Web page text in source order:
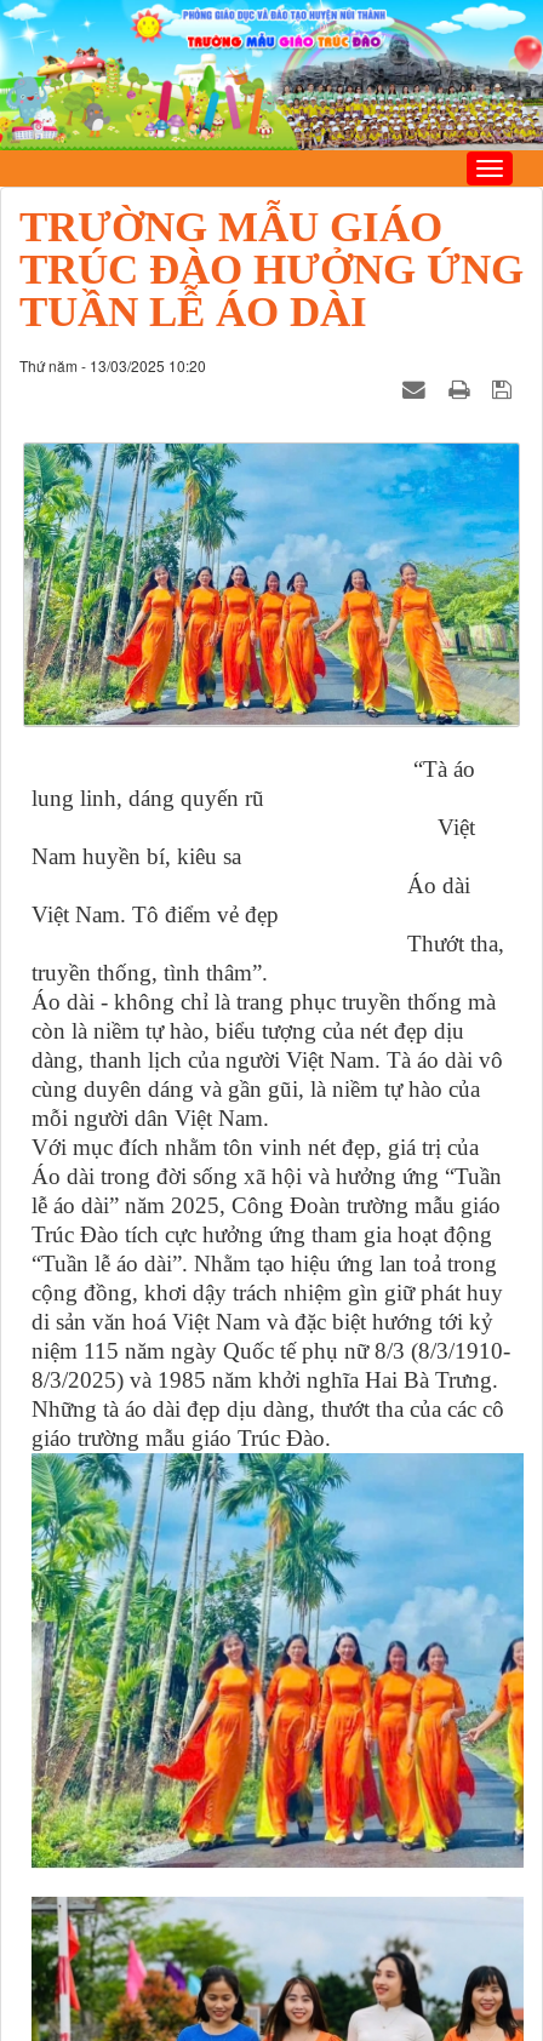
TRƯỜNG MẪU GIÁO
TRÚC ĐÀO HƯỞNG ỨNG
TUẦN LỄ ÁO DÀI
Thứ năm - 13/03/2025 10:20
“Tà áo
lung linh, dáng quyến rũ
Việt
Nam huyền bí, kiêu sa
Áo dài
Việt Nam. Tô điểm vẻ đẹp
Thướt tha,
truyền thống, tình thâm”.
Áo dài - không chỉ là trang phục truyền thống mà
còn là niềm tự hào, biểu tượng của nét đẹp dịu
dàng, thanh lịch của người Việt Nam. Tà áo dài vô
cùng duyên dáng và gần gũi, là niềm tự hào của
mỗi người dân Việt Nam.
Với mục đích nhằm tôn vinh nét đẹp, giá trị của
Áo dài trong đời sống xã hội và hưởng ứng “Tuần
lễ áo dài” năm 2025, Công Đoàn trường mẫu giáo
Trúc Đào tích cực hưởng ứng tham gia hoạt động
“Tuần lễ áo dài”. Nhằm tạo hiệu ứng lan toả trong
cộng đồng, khơi dậy trách nhiệm gìn giữ phát huy
di sản văn hoá Việt Nam và đặc biệt hướng tới kỷ
niệm 115 năm ngày Quốc tế phụ nữ 8/3 (8/3/1910-
8/3/2025) và 1985 năm khởi nghĩa Hai Bà Trưng.
Những tà áo dài đẹp dịu dàng, thướt tha của các cô
giáo trường mẫu giáo Trúc Đào.